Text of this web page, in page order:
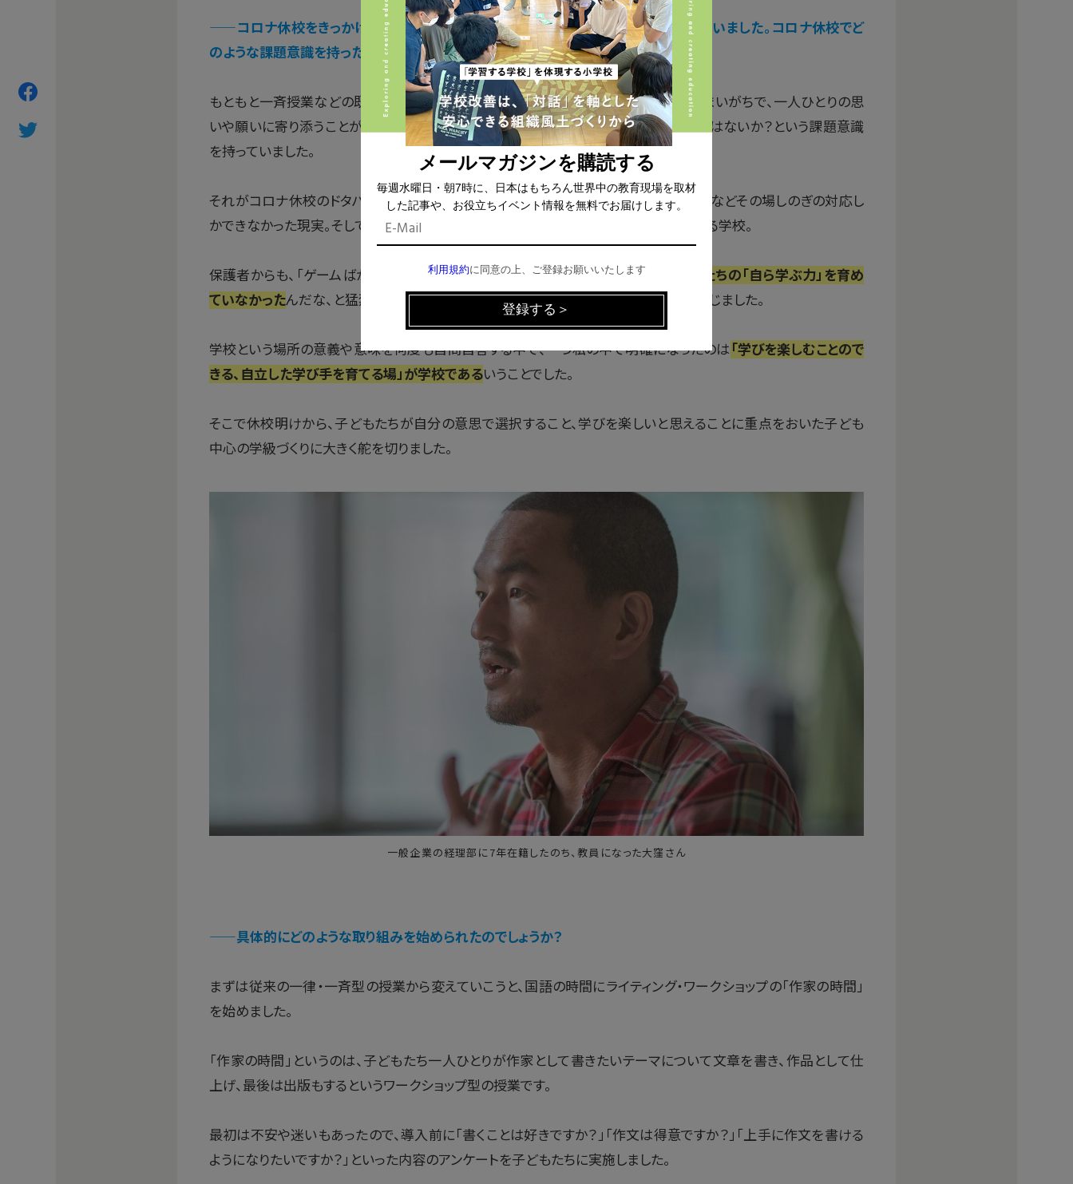
——コロナ休校をきっかけに、子ども中心の学級づくりを本格的にスタートさせたと伺いました。コロナ休校でど
のような課題意識を持ったのでしょうか？
もともと一斉授業などの既存の学校の仕組みでは、「子どもたち」と一括りに捉えてしまいがちで、一人ひとりの思
いや願いに寄り添うことが難しく、子どもたちを学習嫌い、学校嫌いにさせてしまうのではないか？という課題意識
を持っていました。
それがコロナ休校のドタバタの中で、子どもたちの学びを保障したくても、プリント配布などその場しのぎの対応し
かできなかった現実。そして休校が終われば、何事もなかったかのように元に戻ろうとする学校。
保護者からも、「ゲームばかりしています」といった相談をいただく中で、学校は子どもたちの「自ら学ぶ力」を育め
ていなかったんだな、と猛烈に反省したんですよね。学校が変わっていく必要性を強く感じました。
学校という場所の意義や意味を何度も自問自答する中で、一つ私の中で明確になったのは 「学びを楽しむことので
きる、自立した学び手を育てる場」が学校であるいうことでした。
そこで休校明けから、子どもたちが自分の意思で選択すること、学びを楽しいと思えることに重点をおいた子ども
中心の学級づくりに大きく舵を切りました。
一般企業の経理部に7年在籍したのち、教員になった大窪さん
——具体的にどのような取り組みを始められたのでしょうか？
まずは従来の一律・一斉型の授業から変えていこうと、国語の時間にライティング・ワークショップの「作家の時間」
を始めました。
「作家の時間」というのは、子どもたち一人ひとりが作家として書きたいテーマについて文章を書き、作品として仕
上げ、最後は出版もするというワークショップ型の授業です。
最初は不安や迷いもあったので、導入前に「書くことは好きですか？」「作文は得意ですか？」「上手に作文を書ける
ようになりたいですか？」といった内容のアンケートを子どもたちに実施しました。
メールマガジンを購読する
毎週水曜日・朝7時に、日本はもちろん世界中の教育現場を取材
した記事や、お役立ちイベント情報を無料でお届けします。
利用規約に同意の上、ご登録お願いいたします